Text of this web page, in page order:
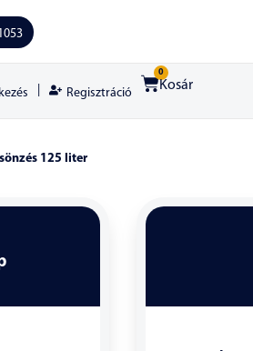
Regisztráció
0
Kosár
125 liter